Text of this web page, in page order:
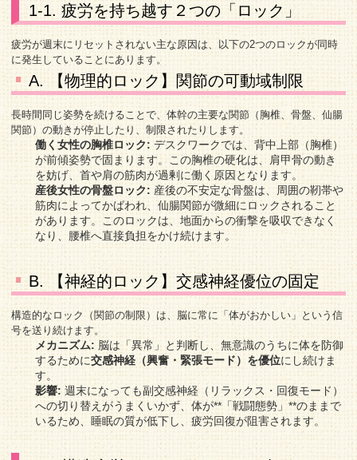
1-1. 疲労を持ち越す２つの「ロック」
疲労が週末にリセットされない主な原因は、以下の2つのロックが同時
に発生していることにあります。
A. 【物理的ロック】関節の可動域制限
長時間同じ姿勢を続けることで、体幹の主要な関節（胸椎、骨盤、仙腸
関節）の動きが停止したり、制限されたりします。
働く女性の胸椎ロック: デスクワークでは、背中上部（胸椎）
が前傾姿勢で固まります。この胸椎の硬化は、肩甲骨の動き
を妨げ、首や肩の筋肉が過剰に働く原因となります。
産後女性の骨盤ロック: 産後の不安定な骨盤は、周囲の靭帯や
筋肉によってかばわれ、仙腸関節が微細にロックされること
があります。このロックは、地面からの衝撃を吸収できなく
なり、腰椎へ直接負担をかけ続けます。
B. 【神経的ロック】交感神経優位の固定
構造的なロック（関節の制限）は、脳に常に「体がおかしい」という信
号を送り続けます。
メカニズム: 脳は「異常」と判断し、無意識のうちに体を防御
するために交感神経（興奮・緊張モード）を優位にし続けま
す。
影響: 週末になっても副交感神経（リラックス・回復モード）
への切り替えがうまくいかず、体が**「戦闘態勢」**のままで
いるため、睡眠の質が低下し、疲労回復が阻害されます。